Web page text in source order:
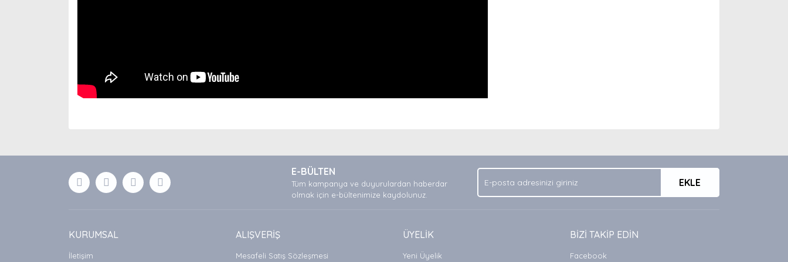
Ürün açıklamasında eksik bilgiler bulunuyor.
Bu ürüne benzer farklı alternatifler olmalı.
E-BÜLTEN
Tüm kampanya ve duyurulardan haberdar
olmak için e-bültenimize kaydolunuz.
EKLE
KURUMSAL
İletişim
ALIŞVERİŞ
Mesafeli Satış Sözleşmesi
ÜYELİK
Yeni Üyelik
BİZİ TAKİP EDİN
Facebook